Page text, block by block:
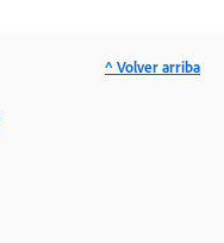
^ Volver arriba